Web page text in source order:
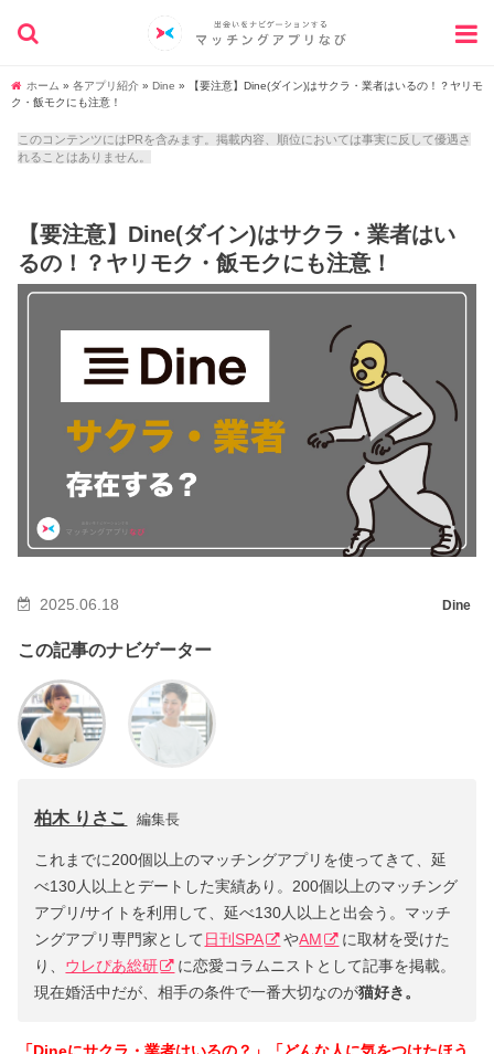
ホーム » 各アプリ紹介 » Dine » 【要注意】Dine(ダイン)はサクラ・業者はいるの！？ヤリモ
ク・飯モクにも注意！
このコンテンツにはPRを含みます。掲載内容、順位においては事実に反して優遇さ
れることはありません。
【要注意】Dine(ダイン)はサクラ・業者はい
るの！？ヤリモク・飯モクにも注意！
Dine
2025.06.18
この記事のナビゲーター
柏木 りさこ 編集長
これまでに200個以上のマッチングアプリを使ってきて、延
べ130人以上とデートした実績あり。200個以上のマッチング
アプリ/サイトを利用して、延べ130人以上と出会う。マッチ
ングアプリ専門家として 日刊SPA やAM
に取材を受けた
り、 ウレぴあ総研
に恋愛コラムニストとして記事を掲載。
現在婚活中だが、相手の条件で一番大切なのが猫好き。
「Dineにサクラ・業者はいるの？」「どんな人に気をつけたほう